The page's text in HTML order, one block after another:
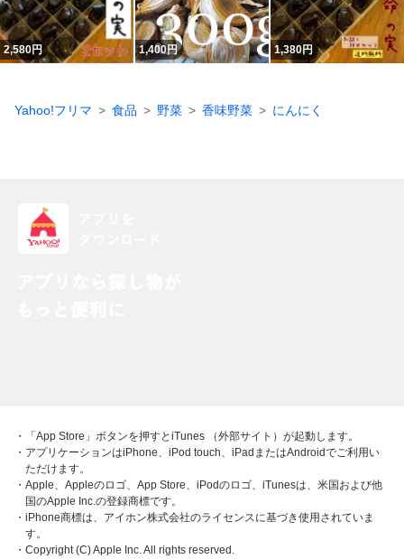
2,580円 1,400円 1,380円
Yahoo!フリマ 食品 野菜 香味野菜 にんにく
・「App Store」ボタンを押すとiTunes （外部サイト）が起動します。
・アプリケーションはiPhone、iPod touch、iPadまたはAndroidでご利用い
ただけます。
・Apple、Appleのロゴ、App Store、iPodのロゴ、iTunesは、米国および他
国のApple Inc.の登録商標です。
・iPhone商標は、アイホン株式会社のライセンスに基づき使用されていま
す。
・Copyright (C) Apple Inc. All rights reserved.